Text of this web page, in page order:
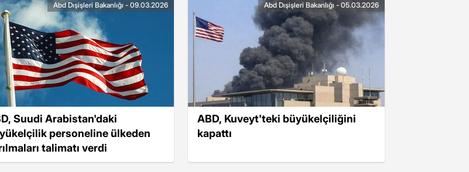
Suudi Arabistan'daki
personeline ülkeden
talimatı verdi
Abd Dışişleri Bakanlığı - 09.03.2026
ABD, Kuveyt'teki büyükelçiliğini
kapattı
Abd Dışişleri Bakanlığı - 05.03.2026